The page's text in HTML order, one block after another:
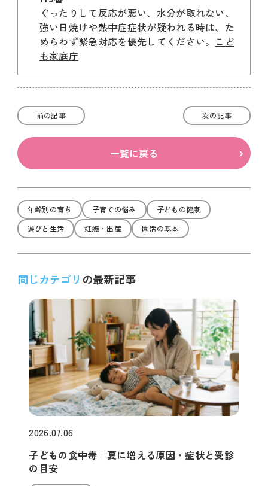
ぐったりして反応が悪い、水分が取れない、
強い日焼けや熱中症症状が疑われる時は、た
めらわず緊急対応を優先してください。 こど
も家庭庁
前の記事 次の記事
一覧に戻る
年齢別の育ち 子育ての悩み
子どもの健康
遊びと生活
妊娠・出産 園活の基本
同じカテゴリ の最新記事
2026.07.06
子どもの食中毒｜夏に増える原因・症状と受診
の目安